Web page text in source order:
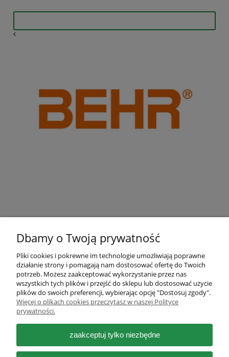
Pomoc
Moje konto
Płatności i dostawa
Informacje
Dbamy o Twoją prywatność
Pliki cookies i pokrewne im technologie umożliwiają poprawne
działanie strony i pomagają nam dostosować ofertę do Twoich
potrzeb. Możesz zaakceptować wykorzystanie przez nas
wszystkich tych plików i przejść do sklepu lub dostosować użycie
plików do swoich preferencji, wybierając opcję "Dostosuj zgody".
Więcej o plikach cookies przeczytasz w naszej Polityce
prywatności.
zaakceptuj tylko niezbędne